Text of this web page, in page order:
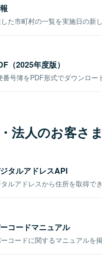
た市町村の一覧を実施日の新
（2025年度版）
号簿をPDF形式でダウンロー
法人のお客さ
タルアドレスAPI
ルアドレスから住所を取得で
コードマニュアル
コードに関するマニュアルを